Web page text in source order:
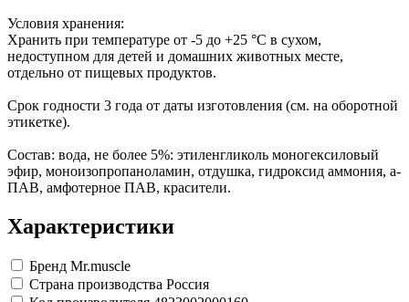
Пленки солнцезащитные для окон
Все товары раздела«Хозтовары»
Условия хранения:
Хранить при температуре от -5 до +25 °С в сухом,
недоступном для детей и домашних животных месте,
отдельно от пищевых продуктов.
Срок годности 3 года от даты изготовления (см. на оборотной
этикетке).
Состав: вода, не более 5%: этиленгликоль моногексиловый
эфир, моноизопропаноламин, отдушка, гидроксид аммония, а-
ПАВ, амфотерное ПАВ, красители.
Характеристики
Бренд Mr.muscle
Страна производства Россия